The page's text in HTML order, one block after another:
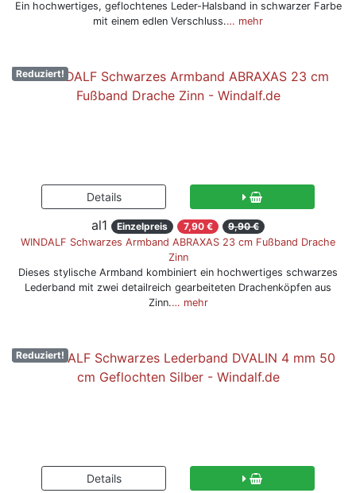
Ein hochwertiges, geflochtenes Leder-Halsband in schwarzer Farbe
mit einem edlen Verschluss.… mehr
Reduziert!
al1 Einzelpreis 7,90 €
9,90 €
WINDALF Schwarzes Armband ABRAXAS 23 cm Fußband Drache
Zinn
Dieses stylische Armband kombiniert ein hochwertiges schwarzes
Lederband mit zwei detailreich gearbeiteten Drachenköpfen aus
Zinn.… mehr
Reduziert!